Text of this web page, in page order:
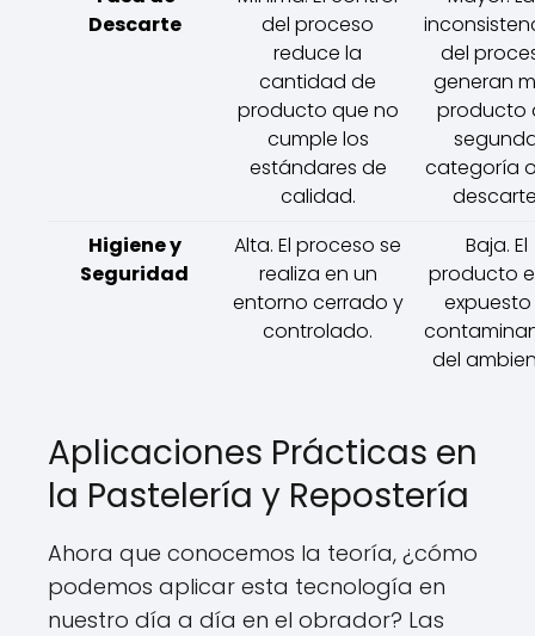
Descarte
del proceso
reduce la
cantidad de
producto que no
cumple los
estándares de
calidad.
del
generan
producto
categoría
Higiene y
Seguridad
Alta. El proceso se
realiza en un
entorno cerrado y
controlado.
Baja. El
producto
del
Aplicaciones Prácticas en
la Pastelería y Repostería
Ahora que conocemos la teoría, ¿cómo
podemos aplicar esta tecnología en
nuestro día a día en el obrador? Las